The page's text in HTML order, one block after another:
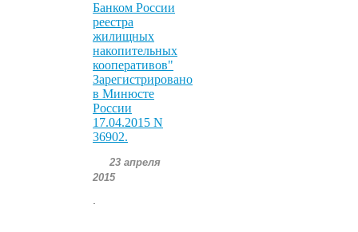
Банком России
реестра
жилищных
накопительных
кооперативов"
Зарегистрировано
в Минюсте
России
17.04.2015 N
36902.
23 апреля
2015